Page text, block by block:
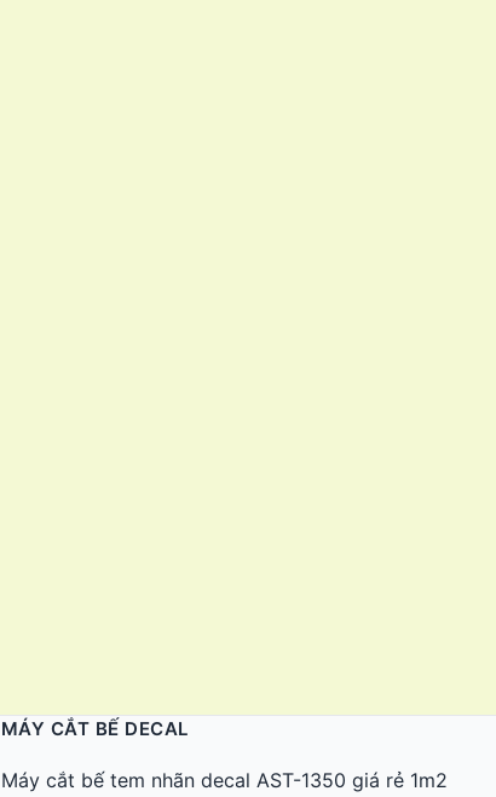
MÁY CẮT BẾ DECAL
Máy cắt bế tem nhãn decal AST-1350 giá rẻ 1m2